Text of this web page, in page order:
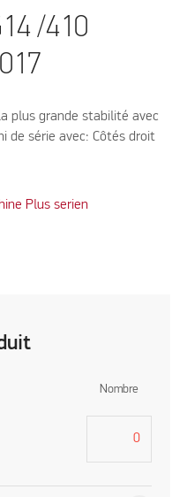
/410
plus grande stabilité avec
de série avec: Côtés droit
Plus serien
Nombre